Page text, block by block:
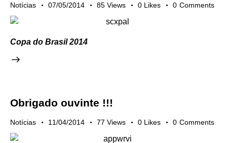
Notícias 07/05/2014 85 Views 0 Likes 0 Comments
Copa do Brasil 2014
Obrigado ouvinte !!!
Notícias 11/04/2014 77 Views 0 Likes 0 Comments